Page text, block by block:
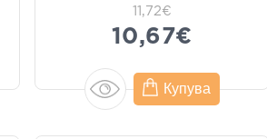
11,72€
10,67€
Купува